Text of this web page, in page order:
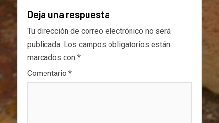
Deja una respuesta
Tu dirección de correo electrónico no será
publicada. Los campos obligatorios están
marcados con *
Comentario *